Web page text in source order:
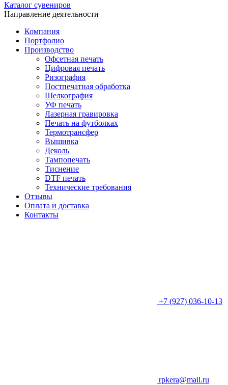
Каталог сувениров
Направление деятельности
Компания
Портфолио
Производство
Офсетная печать
Цифровая печать
Ризография
Постпечатная обработка
Шелкография
УФ печать
Лазерная гравировка
Печать на футболках
Термотрансфер
Вышивка
Деколь
Тампопечать
Тиснение
DTF печать
Технические требования
Отзывы
Оплата и доставка
Контакты
+7 (927) 036-10-13
rpkera@mail.ru